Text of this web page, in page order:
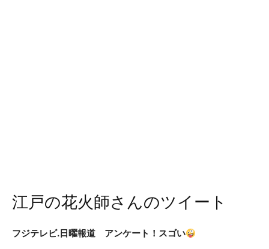
江戸の花火師さんのツイート
フジテレビ.日曜報道 アンケート！スゴい